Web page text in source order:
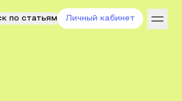
по статьям Личный кабинет